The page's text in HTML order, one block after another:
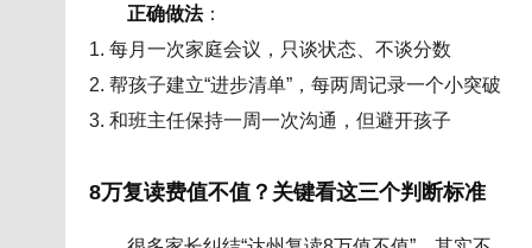
正确做法：
1. 每月一次家庭会议，只谈状态、不谈分数
2. 帮孩子建立“进步清单”，每两周记录一个小突破
3. 和班主任保持一周一次沟通，但避开孩子
8万复读费值不值？关键看这三个判断标准